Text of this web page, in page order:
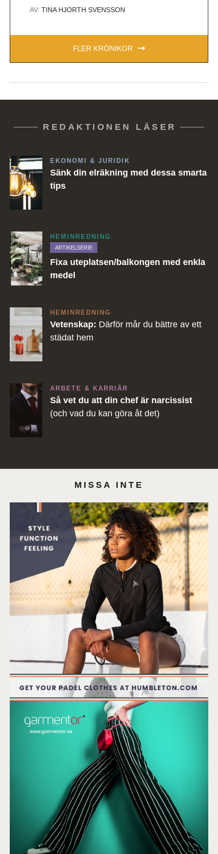
AV: TINA HJORTH SVENSSON
FLER KRÖNIKOR
REDAKTIONEN LÄSER
EKONOMI & JURIDIK
Sänk din elräkning med dessa smarta
tips
HEMINREDNING
ARTIKELSERIE
Fixa uteplatsen/balkongen med enkla
medel
HEMINREDNING
Vetenskap: Därför mår du bättre av ett
städat hem
ARBETE & KARRIÄR
Så vet du att din chef är narcissist
(och vad du kan göra åt det)
MISSA INTE